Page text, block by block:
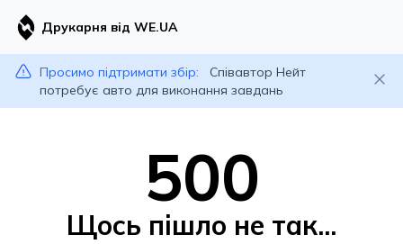
Друкарня від WE.UA
Просимо підтримати збір:
Співавтор Нейт
потребує авто для виконання завдань
500
Щось пішло не так...